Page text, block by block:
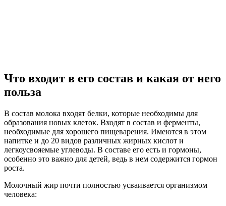
Что входит в его состав и какая от него
польза
В состав молока входят белки, которые необходимы для
образования новых клеток. Входят в состав и ферменты,
необходимые для хорошего пищеварения. Имеются в этом
напитке и до 20 видов различных жирных кислот и
легкоусвояемые углеводы. В составе его есть и гормоны,
особенно это важно для детей, ведь в нем содержится гормон
роста.
Молочный жир почти полностью усваивается организмом
человека: